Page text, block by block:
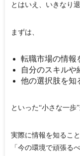
とはいえ、いきなり
まずは、
転職市場の情報
自分のスキルや
他の選択肢を知
といった“小さな一歩
実際に情報を知ること
「今の環境で頑張る